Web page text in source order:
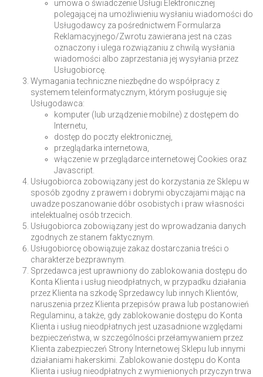
umowa o świadczenie Usługi Elektronicznej
polegającej na umożliwieniu wysłaniu wiadomości do
Usługodawcy za pośrednictwem Formularza
Reklamacyjnego/Zwrotu zawierana jest na czas
oznaczony i ulega rozwiązaniu z chwilą wysłania
wiadomości albo zaprzestania jej wysyłania przez
Usługobiorcę.
Wymagania techniczne niezbędne do współpracy z
systemem teleinformatycznym, którym posługuje się
Usługodawca:
komputer (lub urządzenie mobilne) z dostępem do
Internetu,
dostęp do poczty elektronicznej,
przeglądarka internetowa,
włączenie w przeglądarce internetowej Cookies oraz
Javascript.
Usługobiorca zobowiązany jest do korzystania ze Sklepu w
sposób zgodny z prawem i dobrymi obyczajami mając na
uwadze poszanowanie dóbr osobistych i praw własności
intelektualnej osób trzecich.
Usługobiorca zobowiązany jest do wprowadzania danych
zgodnych ze stanem faktycznym.
Usługobiorcę obowiązuje zakaz dostarczania treści o
charakterze bezprawnym.
Sprzedawca jest uprawniony do zablokowania dostępu do
Konta Klienta i usług nieodpłatnych, w przypadku działania
przez Klienta na szkodę Sprzedawcy lub innych Klientów,
naruszenia przez Klienta przepisów prawa lub postanowień
Regulaminu, a także, gdy zablokowanie dostępu do Konta
Klienta i usług nieodpłatnych jest uzasadnione względami
bezpieczeństwa, w szczególności przełamywaniem przez
Klienta zabezpieczeń Strony Internetowej Sklepu lub innymi
działaniami hakerskimi. Zablokowanie dostępu do Konta
Klienta i usług nieodpłatnych z wymienionych przyczyn trwa